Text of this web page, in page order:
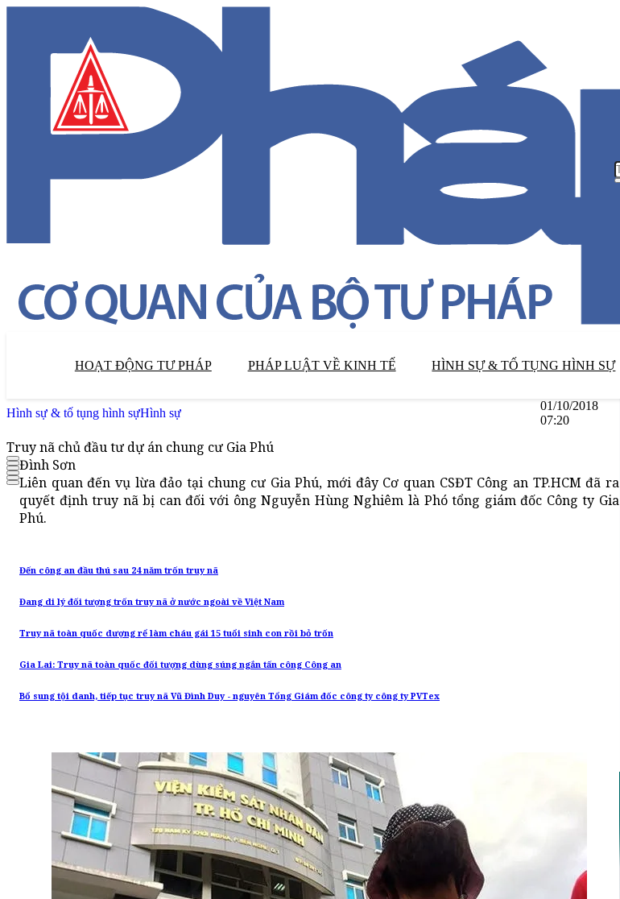
HOẠT ĐỘNG TƯ PHÁP PHÁP LUẬT VỀ KINH TẾ HÌNH SỰ & TỐ TỤNG HÌNH SỰ
Hình sự & tố tụng hình sựHình sự
01/10/2018
07:20
Truy nã chủ đầu tư dự án chung cư Gia Phú
Đình Sơn
Liên quan đến vụ lừa đảo tại chung cư Gia Phú, mới đây Cơ quan CSĐT Công an TP.HCM đã ra
quyết định truy nã bị can đối với ông Nguyễn Hùng Nghiêm là Phó tổng giám đốc Công ty Gia
Phú.
Đến công an đầu thú sau 24 năm trốn truy nã
Đang di lý đối tượng trốn truy nã ở nước ngoài về Việt Nam
Truy nã toàn quốc dượng rể làm cháu gái 15 tuổi sinh con rồi bỏ trốn
Gia Lai: Truy nã toàn quốc đối tượng dùng súng ngắn tấn công Công an
Bổ sung tội danh, tiếp tục truy nã Vũ Đình Duy - nguyên Tổng Giám đốc công ty công ty PVTex